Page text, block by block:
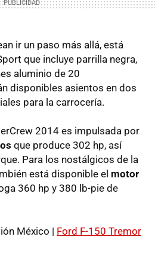
ir un paso más allá, está
que incluye parrilla negra,
aluminio de 20
disponibles asientos en dos
para la carrocería.
2014 es impulsada por
que produce 302 hp, así
Para los nostálgicos de la
está disponible el motor
360 hp y 380 lb-pie de
México | Ford F-150 Tremor